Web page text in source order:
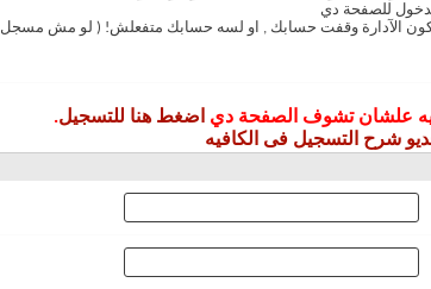
للصفحة دي
الآدارة وقفت حسابك , او لسه حسابك متفعلش! ( لو مش مسجل
علشان تشوف الصفحة دي اضغط هنا للتسجيل.
شرح التسجيل فى الكافيه